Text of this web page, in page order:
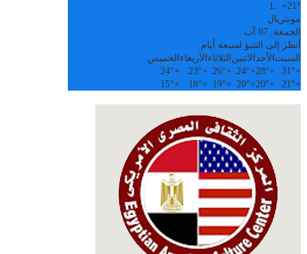
L:+21°
مونتريال
الجمعة, 07 آب
أنظر إلى التنبؤ لسبعة أيام
السبت الأحدالاثنين الثلاثاء الأربعاء الخميس
+
31°
+
28°
+
24°
+
26°
+
23°
+
24°
+
21°
+
20°
+
20°
+
19°
+
18°
+
15°